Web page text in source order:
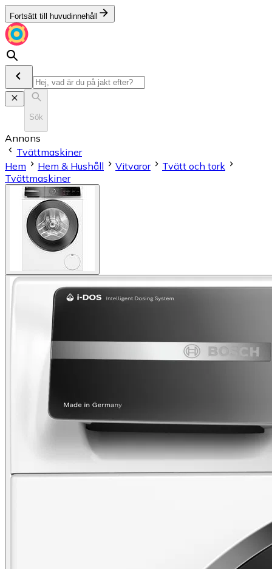
Fortsätt till huvudinnehåll
Sök
Annons
Tvättmaskiner
Hem
Hem & Hushåll Vitvaror
Tvätt och tork
Tvättmaskiner